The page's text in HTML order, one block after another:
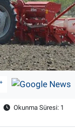
+
Okunma Süresi: 1